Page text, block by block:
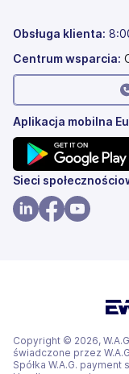
nowej
karcie)
Obsługa klienta:
Centrum wsparcia:
Aplikacja mobilna
(otwiera
się
w
Sieci
Copyright © 2026,
świadczone przez
Spółka W.A.G.